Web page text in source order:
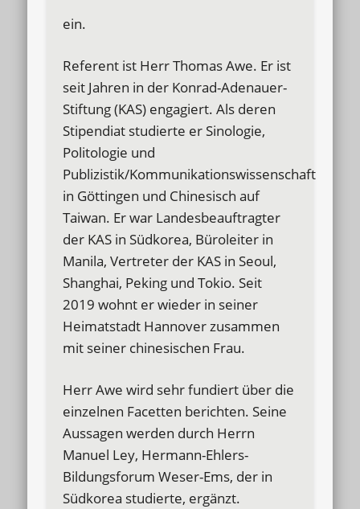
ein.
Referent ist Herr Thomas Awe. Er ist
seit Jahren in der Konrad-Adenauer-
Stiftung (KAS) engagiert. Als deren
Stipendiat studierte er Sinologie,
Politologie und
Publizistik/Kommunikationswissenschaft
in Göttingen und Chinesisch auf
Taiwan. Er war Landesbeauftragter
der KAS in Südkorea, Büroleiter in
Manila, Vertreter der KAS in Seoul,
Shanghai, Peking und Tokio. Seit
2019 wohnt er wieder in seiner
Heimatstadt Hannover zusammen
mit seiner chinesischen Frau.
Herr Awe wird sehr fundiert über die
einzelnen Facetten berichten. Seine
Aussagen werden durch Herrn
Manuel Ley, Hermann-Ehlers-
Bildungsforum Weser-Ems, der in
Südkorea studierte, ergänzt.